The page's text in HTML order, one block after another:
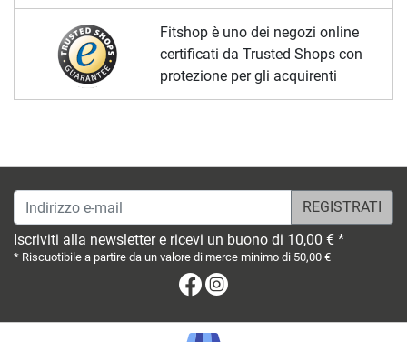
Fitshop è uno dei negozi online
certificati da Trusted Shops con
protezione per gli acquirenti
Indirizzo e-mail
Iscriviti alla newsletter e ricevi un buono di 10,00 € *
* Riscuotibile a partire da un valore di merce minimo di 50,00 €
Facebook